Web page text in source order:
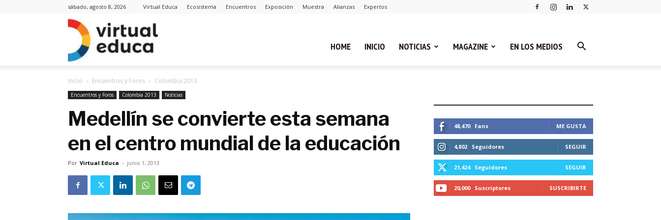
sábado, agosto 8, 2026 Virtual Educa Ecosistema Encuentros Exposición Muestra Alianzas Expertos
Noticias
HOME INICIO NOTICIAS MAGAZINE EN LOS MEDIOS
Inicio Encuentros y Foros Colombia 2013
Encuentros y Foros Colombia 2013 Noticias
Medellín se convierte esta semana
en el centro mundial de la educación
Por Virtual Educa - junio 1, 2013
48,470 Fans ME GUSTA
4,802 Seguidores SEGUIR
21,424 Seguidores SEGUIR
20,000 Suscriptores SUSCRIBIRTE